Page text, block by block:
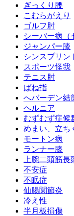
ぎっくり腰
こむらがえり
ゴルフ肘
シーバー病（
ジャンパー膝
シンスプリン
スポーツ怪我
テニス肘
ばね指
へバーデン結
ヘルニア
むずむず症候
めまい、立ち
モートン病
ランナー膝
上腕二頭筋長
不安症
不眠症
仙腸関節炎
冷え性
半月板損傷